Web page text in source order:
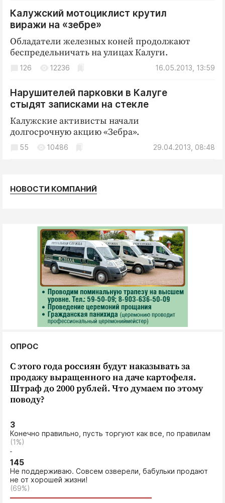
Калужский мотоциклист крутил
виражи на «зебре»
Обладатели железных коней продолжают
беспредельничать на улицах Калуги.
16.05.2013, 13:59
126 12236
Нарушителей парковки в Калуге
стыдят записками на стекле
Калужские активисты начали
долгосрочную акцию «Зебра».
29.04.2013, 08:48
55 10486
НОВОСТИ КОМПАНИЙ
ОПРОС
С этого года россиян будут наказывать за
продажу выращенного на даче картофеля.
Штраф до 2000 рублей. Что думаем по этому
поводу?
3
Конечно правильно, пусть торгуют как все, по правилам
(1%)
145
Не поддерживаю. Совсем озверели, бабульки продают
не от хорошей жизни!
(69%)